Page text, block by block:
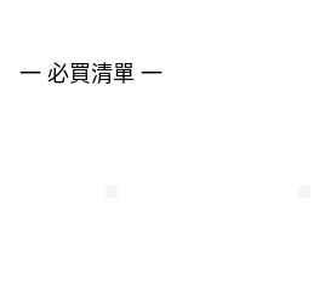
一 必買清單 一